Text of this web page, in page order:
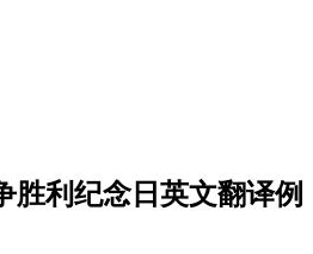
胜利纪念日英文翻译例